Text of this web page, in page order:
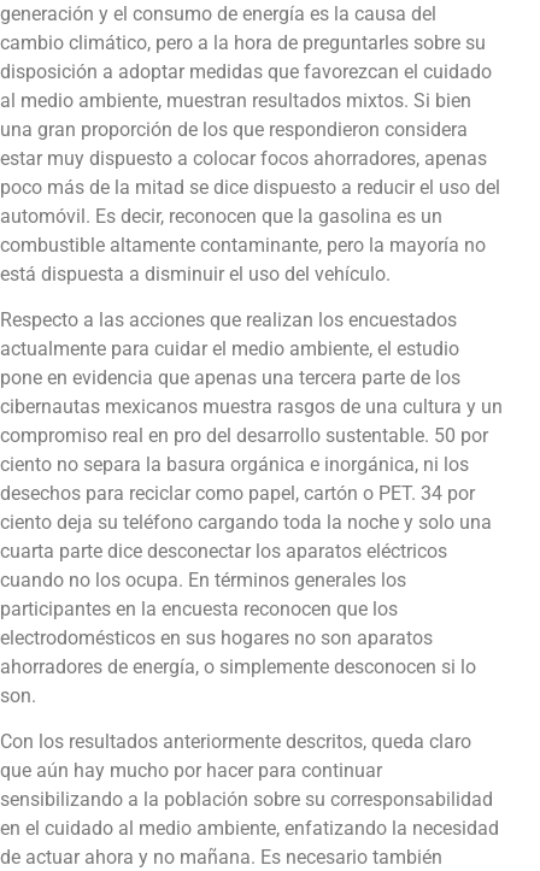
generación y el consumo de energía es la causa del
cambio climático, pero a la hora de preguntarles sobre su
disposición a adoptar medidas que favorezcan el cuidado
al medio ambiente, muestran resultados mixtos. Si bien
una gran proporción de los que respondieron considera
estar muy dispuesto a colocar focos ahorradores, apenas
poco más de la mitad se dice dispuesto a reducir el uso del
automóvil. Es decir, reconocen que la gasolina es un
combustible altamente contaminante, pero la mayoría no
está dispuesta a disminuir el uso del vehículo.
Respecto a las acciones que realizan los encuestados
actualmente para cuidar el medio ambiente, el estudio
pone en evidencia que apenas una tercera parte de los
cibernautas mexicanos muestra rasgos de una cultura y un
compromiso real en pro del desarrollo sustentable. 50 por
ciento no separa la basura orgánica e inorgánica, ni los
desechos para reciclar como papel, cartón o PET. 34 por
ciento deja su teléfono cargando toda la noche y solo una
cuarta parte dice desconectar los aparatos eléctricos
cuando no los ocupa. En términos generales los
participantes en la encuesta reconocen que los
electrodomésticos en sus hogares no son aparatos
ahorradores de energía, o simplemente desconocen si lo
son.
Con los resultados anteriormente descritos, queda claro
que aún hay mucho por hacer para continuar
sensibilizando a la población sobre su corresponsabilidad
en el cuidado al medio ambiente, enfatizando la necesidad
de actuar ahora y no mañana. Es necesario también